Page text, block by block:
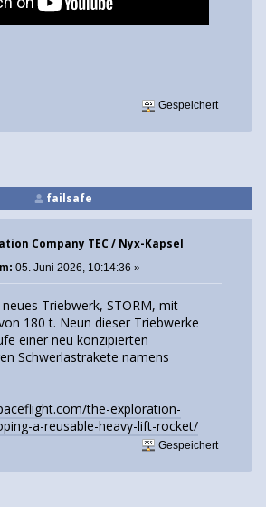
Gespeichert
failsafe
Company TEC / Nyx-Kapsel
05. Juni 2026, 10:14:36 »
Triebwerk, STORM, mit
180 t. Neun dieser Triebwerke
einer neu konzipierten
Schwerlastrakete namens
the-exploration-
a-reusable-heavy-lift-rocket/
Gespeichert